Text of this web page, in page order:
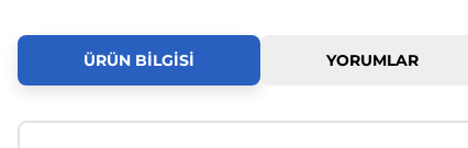
ÜRÜN BILGISI YORUMLAR